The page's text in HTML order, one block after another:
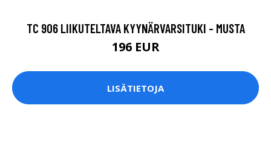
TC 906 LIIKUTELTAVA KYYNÄRVARSITUKI - MUSTA
196 EUR
LISÄTIETOJA